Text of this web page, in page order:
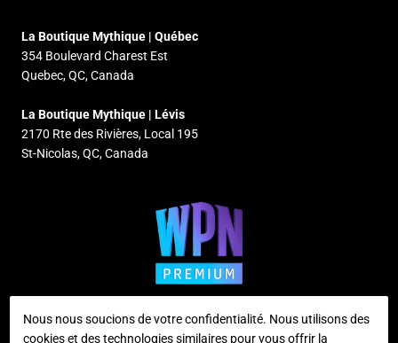
La Boutique Mythique | Québec
354 Boulevard Charest Est
Quebec, QC, Canada
La Boutique Mythique | Lévis
2170 Rte des Rivières, Local 195
St-Nicolas, QC, Canada
Nous nous soucions de votre confidentialité. Nous utilisons des
cookies et des technologies similaires pour vous offrir la